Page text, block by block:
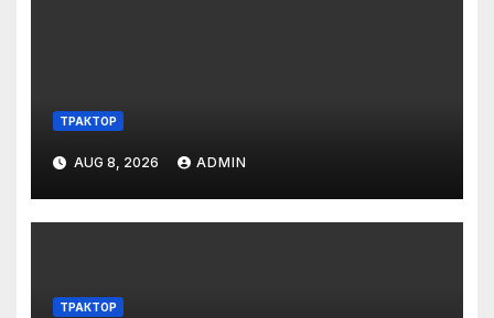
ТРАКТОР
AUG 8, 2026 ADMIN
ТРАКТОР